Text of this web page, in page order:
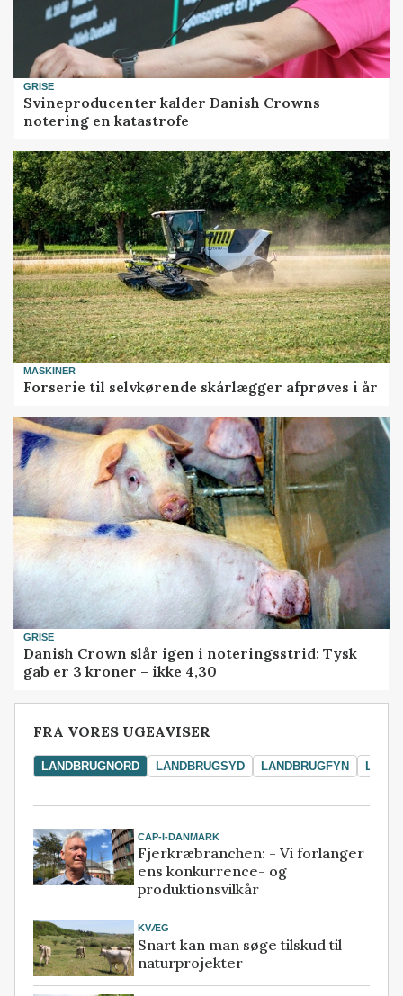
GRISE
Svineproducenter kalder Danish Crowns
notering en katastrofe
MASKINER
Forserie til selvkørende skårlægger afprøves i år
GRISE
Danish Crown slår igen i noteringsstrid: Tysk
gab er 3 kroner – ikke 4,30
FRA VORES UGEAVISER
LANDBRUGNORD LANDBRUGSYD LANDBRUGFYN
CAP-I-DANMARK
Fjerkræbranchen: - Vi forlanger
ens konkurrence- og
produktionsvilkår
KVÆG
Snart kan man søge tilskud til
naturprojekter